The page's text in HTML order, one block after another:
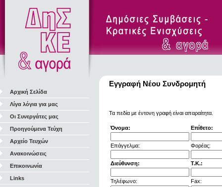
Αρχική Σελίδα
Λίγα λόγια για μας
Οι Συνεργάτες μας
Προηγούμενα Τεύχη
Αρχείο Τευχών
Ανακοινώσεις
Επικοινωνία
Links
Εγγραφή Νέου Συνδρομητή
Τα πεδία με έντονη γραφή είναι απαραίτητα.
Όνομα: Επίθετο:
Επάγγελμα: Φορέας:
Διεύθυνση: Τ.Κ.:
Τηλέφωνο: Fax: